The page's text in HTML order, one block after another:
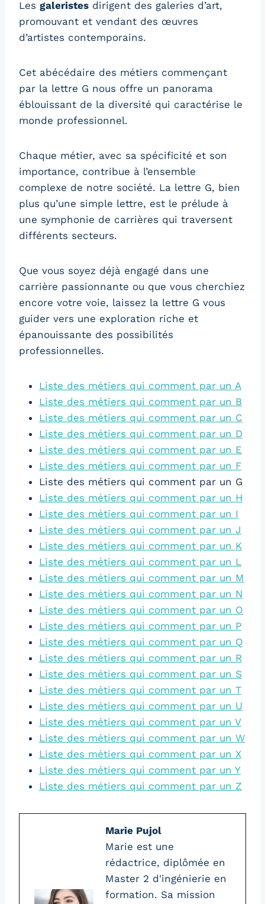
Les galeristes dirigent des galeries d’art,
promouvant et vendant des œuvres
d’artistes contemporains.
Cet abécédaire des métiers commençant
par la lettre G nous offre un panorama
éblouissant de la diversité qui caractérise le
monde professionnel.
Chaque métier, avec sa spécificité et son
importance, contribue à l’ensemble
complexe de notre société. La lettre G, bien
plus qu’une simple lettre, est le prélude à
une symphonie de carrières qui traversent
différents secteurs.
Que vous soyez déjà engagé dans une
carrière passionnante ou que vous cherchiez
encore votre voie, laissez la lettre G vous
guider vers une exploration riche et
épanouissante des possibilités
professionnelles.
Liste des métiers qui comment par un A
Liste des métiers qui comment par un B
Liste des métiers qui comment par un C
Liste des métiers qui comment par un D
Liste des métiers qui comment par un E
Liste des métiers qui comment par un F
Liste des métiers qui comment par un G
Liste des métiers qui comment par un H
Liste des métiers qui comment par un I
Liste des métiers qui comment par un J
Liste des métiers qui comment par un K
Liste des métiers qui comment par un L
Liste des métiers qui comment par un M
Liste des métiers qui comment par un N
Liste des métiers qui comment par un O
Liste des métiers qui comment par un P
Liste des métiers qui comment par un Q
Liste des métiers qui comment par un R
Liste des métiers qui comment par un S
Liste des métiers qui comment par un T
Liste des métiers qui comment par un U
Liste des métiers qui comment par un V
Liste des métiers qui comment par un W
Liste des métiers qui comment par un X
Liste des métiers qui comment par un Y
Liste des métiers qui comment par un Z
Marie Pujol
Marie est une
rédactrice, diplômée en
Master 2 d'ingénierie en
formation. Sa mission